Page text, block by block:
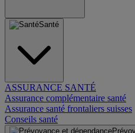
Santé
ASSURANCE SANTÉ
Assurance complémentaire santé
Assurance santé frontaliers suisses
Conseils santé